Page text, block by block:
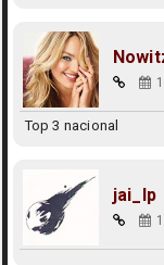
Top 3 nacional
jai_lp